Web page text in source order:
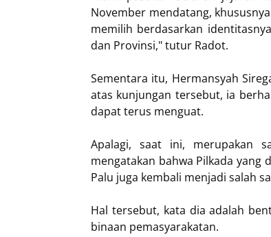
November mendatang,
memilih berdasarkan
dan Provinsi," tutur Radot.
Sementara itu, Hermansyah
atas kunjungan tersebut, ia
dapat terus menguat.
Apalagi, saat ini, merupakan
mengatakan bahwa Pilkada yang
Palu juga kembali menjadi salah
Hal tersebut, kata dia adalah
binaan pemasyarakatan.